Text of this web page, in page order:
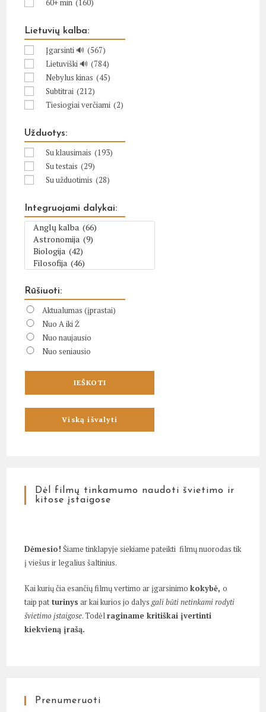
60+ min (160)
Lietuvių kalba:
Įgarsinti 🔊 (567)
Lietuviški 🔊 (784)
Nebylus kinas (45)
Subtitrai (212)
Tiesiogiai verčiami (2)
Užduotys:
Su klausimais (193)
Su testais (29)
Su užduotimis (28)
Integruojami dalykai:
Rūšiuoti:
Aktualumas (įprastai)
Nuo A iki Ž
Nuo naujausio
Nuo seniausio
Dėl filmų tinkamumo naudoti švietimo ir
kitose įstaigose
Dėmesio! Šiame tinklapyje siekiame pateikti filmų nuorodas tik
į viešus ir legalius šaltinius.
Kai kurių čia esančių filmų vertimo ar įgarsinimokokybė,o
taip pat turinys ar kai kurios jo dalysgali būti netinkami rodyti
švietimo įstaigose. Todėlraginame kritiškai įvertinti
kiekvieną įrašą.
Prenumeruoti